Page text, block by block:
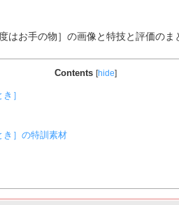
はお手の物］の画像と特技と評価のま
Contents [hide]
］
き］の特訓素材